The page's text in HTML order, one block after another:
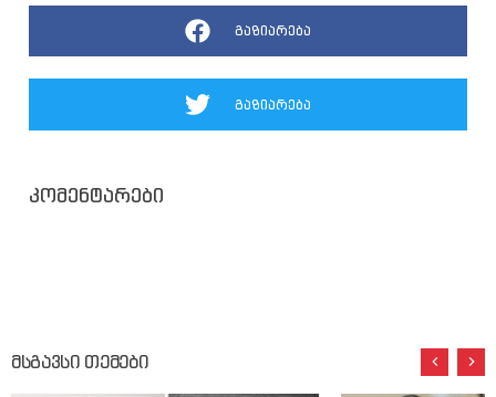
გაზიარება
გაზიარება
კომენტარები
მსგავსი თემები